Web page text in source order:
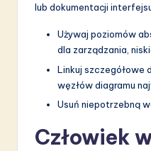
lub dokumentacji
Używaj poziomów
dla zarządzania,
Linkuj szczegółowe
węzłów diagramu
Usuń niepotrzebną
Człowiek